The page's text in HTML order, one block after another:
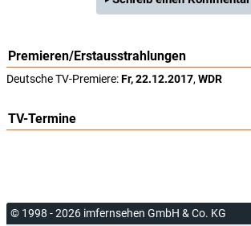
Premieren/Erstausstrahlungen
Deutsche TV-Premiere:Fr, 22.12.2017, WDR
TV-Termine
© 1998 - 2026 imfernsehen GmbH & Co. KG